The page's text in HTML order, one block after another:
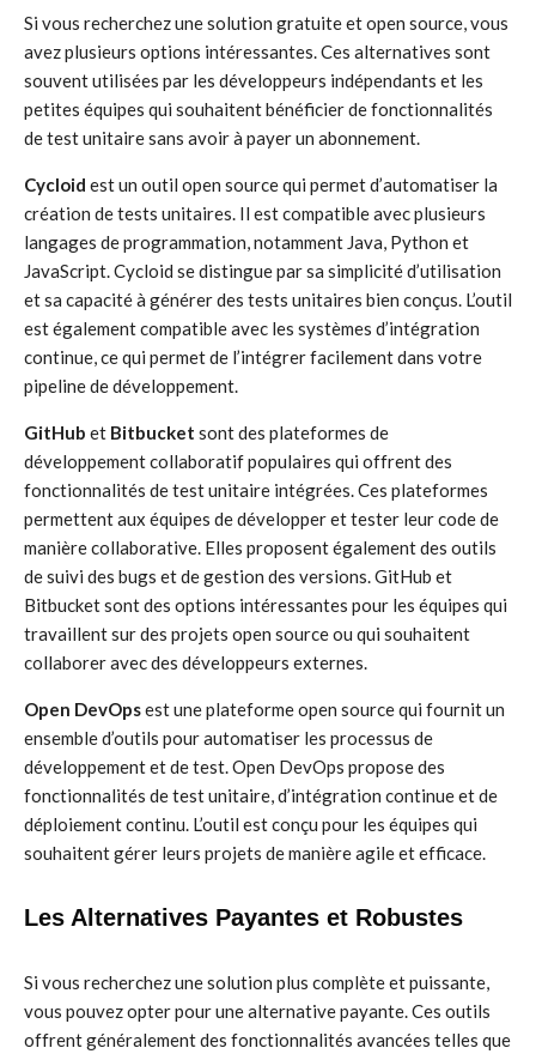
Si vous recherchez une solution gratuite et open source, vous
avez plusieurs options intéressantes. Ces alternatives sont
souvent utilisées par les développeurs indépendants et les
petites équipes qui souhaitent bénéficier de fonctionnalités
de test unitaire sans avoir à payer un abonnement.
Cycloid est un outil open source qui permet d’automatiser la
création de tests unitaires. Il est compatible avec plusieurs
langages de programmation, notamment Java, Python et
JavaScript. Cycloid se distingue par sa simplicité d’utilisation
et sa capacité à générer des tests unitaires bien conçus. L’outil
est également compatible avec les systèmes d’intégration
continue, ce qui permet de l’intégrer facilement dans votre
pipeline de développement.
GitHub et Bitbucket sont des plateformes de
développement collaboratif populaires qui offrent des
fonctionnalités de test unitaire intégrées. Ces plateformes
permettent aux équipes de développer et tester leur code de
manière collaborative. Elles proposent également des outils
de suivi des bugs et de gestion des versions. GitHub et
Bitbucket sont des options intéressantes pour les équipes qui
travaillent sur des projets open source ou qui souhaitent
collaborer avec des développeurs externes.
Open DevOpsest une plateforme open source qui fournit un
ensemble d’outils pour automatiser les processus de
développement et de test. Open DevOps propose des
fonctionnalités de test unitaire, d’intégration continue et de
déploiement continu. L’outil est conçu pour les équipes qui
souhaitent gérer leurs projets de manière agile et efficace.
Les Alternatives Payantes et Robustes
Si vous recherchez une solution plus complète et puissante,
vous pouvez opter pour une alternative payante. Ces outils
offrent généralement des fonctionnalités avancées telles que